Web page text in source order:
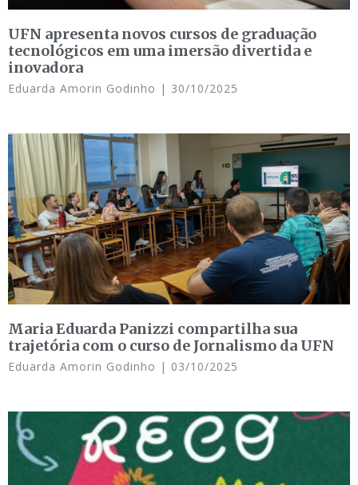
UFN apresenta novos cursos de graduação
tecnológicos em uma imersão divertida e
inovadora
Eduarda Amorin Godinho 30/10/2025
Maria Eduarda Panizzi compartilha sua
trajetória com o curso de Jornalismo da UFN
Eduarda Amorin Godinho 03/10/2025